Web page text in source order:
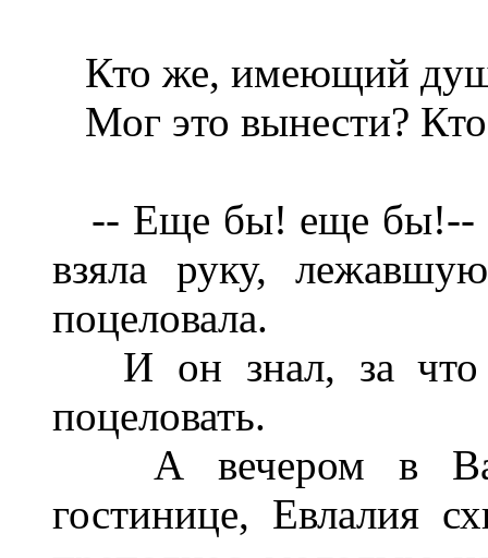
Кто же, имеющий
Мог это вынести?
-- Еще бы! еще бы!--
взяла руку,
поцеловала.
И он знал, за что
поцеловать.
А вечером в
гостинице, Евлалия